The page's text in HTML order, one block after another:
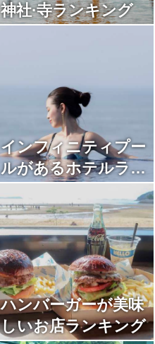
神社·寺ランキング
インフィニティプー
ルがあるホテルラン
キング
ハンバーガーが美味
しいお店ランキング